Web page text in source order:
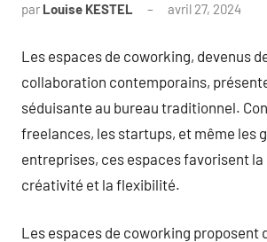
par Louise KESTEL avril 27, 2024
Les espaces de coworking, devenus
collaboration contemporains,
séduisante au bureau traditionnel.
freelances, les startups, et même les
entreprises, ces espaces favorisent
créativité et la flexibilité.
Les espaces de coworking proposent